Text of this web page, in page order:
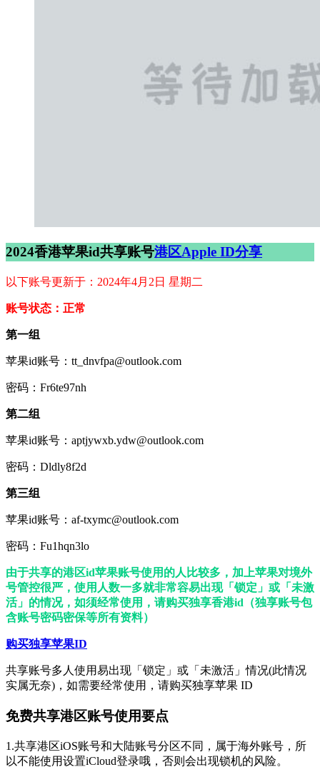
2024香港苹果id共享账号港区Apple ID分享
以下账号更新于：2024年4月2日 星期二
账号状态：正常
第一组
苹果id账号：tt_dnvfpa@outlook.com
密码：Fr6te97nh
第二组
苹果id账号：aptjywxb.ydw@outlook.com
密码：Dldly8f2d
第三组
苹果id账号：af-txymc@outlook.com
密码：Fu1hqn3lo
由于共享的港区id苹果账号使用的人比较多，加上苹果对境外
号管控很严，使用人数一多就非常容易出现「锁定」或「未激
活」的情况，如须经常使用，请购买独享香港id（独享账号包
含账号密码密保等所有资料）
购买独享苹果ID
共享账号多人使用易出现「锁定」或「未激活」情况(此情况
实属无奈)，如需要经常使用，请购买独享苹果 ID
免费共享港区账号使用要点
1.共享港区iOS账号和大陆账号分区不同，属于海外账号，所
以不能使用设置iCloud登录哦，否则会出现锁机的风险。